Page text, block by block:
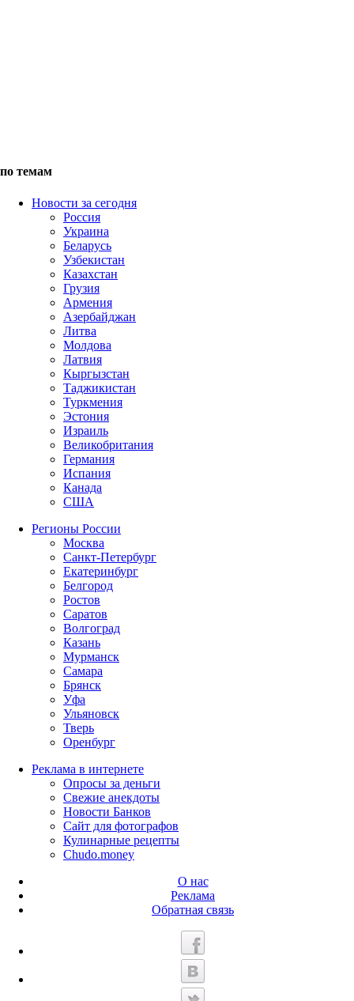
по темам
Новости за сегодня
Россия
Украина
Беларусь
Узбекистан
Казахстан
Грузия
Армения
Азербайджан
Литва
Молдова
Латвия
Кыргызстан
Таджикистан
Туркмения
Эстония
Израиль
Великобритания
Германия
Испания
Канада
США
Регионы России
Москва
Санкт-Петербург
Екатеринбург
Белгород
Ростов
Саратов
Волгоград
Казань
Мурманск
Самара
Брянск
Уфа
Ульяновск
Тверь
Оренбург
Реклама в интернете
Опросы за деньги
Свежие анекдоты
Новости Банков
Сайт для фотографов
Кулинарные рецепты
Chudo.money
О нас
Реклама
Обратная связь